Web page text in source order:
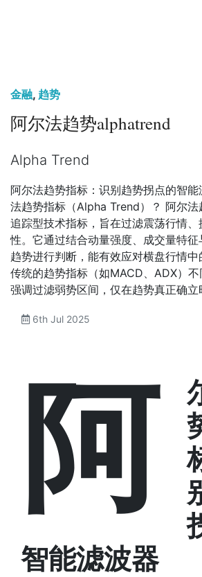
金融, 趋势
阿尔法趋势alphatrend
Alpha Trend
阿尔法趋势指标：识别趋势拐点的智
法趋势指标（Alpha Trend）？ 阿尔
追踪型技术指标，旨在过滤震荡行情
性。它通过结合动量强度、成交量特
趋势进行判断，能有效应对横盘行情
传统的趋势指标（如MACD、ADX）
强调过滤弱势区间，仅在趋势真正确
6th Jul 2025
阿
智能滤波器